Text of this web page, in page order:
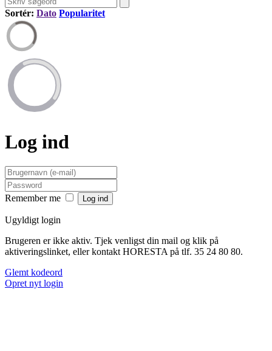
Sortér: Dato Popularitet
Log ind
Remember me
Ugyldigt login
Brugeren er ikke aktiv. Tjek venligst din mail og klik på
aktiveringslinket, eller kontakt HORESTA på tlf. 35 24 80 80.
Glemt kodeord
Opret nyt login